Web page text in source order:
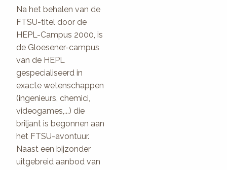
Na het behalen van de
FTSU-titel door de
HEPL-Campus 2000, is
de Gloesener-campus
van de HEPL
gespecialiseerd in
exacte wetenschappen
(ingenieurs, chemici,
videogames,...) die
briljant is begonnen aan
het FTSU-avontuur.
Naast een bijzonder
uitgebreid aanbod van